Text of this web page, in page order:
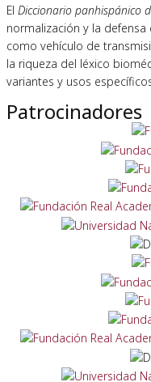
El Diccionario panhispánico
normalización y la
como vehículo de
la riqueza del léxico
variantes y usos
Patrocinadores